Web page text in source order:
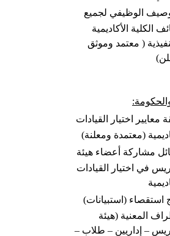
الوظيفي لجميع
الكلية الأكاديمية
( معتمد وموثق
والحكومة:
معايير اختيار القيادات
(معتمدة ومعلنة)
مشاركة أعضاء هيئة
في اختيار القيادات
استقصاء (استبيانات)
المعنية (هيئة
– إداريين – طلاب –